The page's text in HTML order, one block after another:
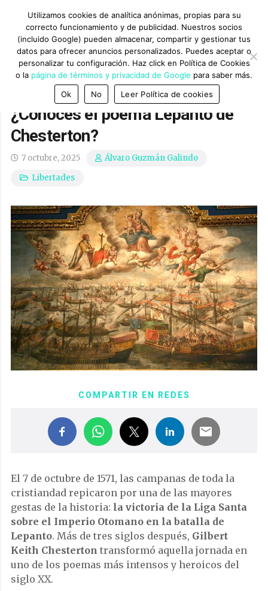
¿Conoces el poema Lepanto de
Chesterton?
7 octubre, 2025
Álvaro Guzmán Galindo
Libertades
COMPARTIR EN REDES
El 7 de octubre de 1571, las campanas de toda la
cristiandad repicaron por una de las mayores
gestas de la historia: la victoria de la Liga Santa
sobre el Imperio Otomano en la batalla de
Lepanto. Más de tres siglos después, Gilbert
Keith Chesterton transformó aquella jornada en
uno de los poemas más intensos y heroicos del
siglo XX.
Utilizamos cookies de analítica anónimas, propias para su
correcto funcionamiento y de publicidad. Nuestros socios
(incluido Google) pueden almacenar, compartir y gestionar tus
datos para ofrecer anuncios personalizados. Puedes aceptar o
personalizar tu configuración. Haz click en Política de Cookies
o la página de términos y privacidad de Google para saber más.
Ok
No Leer Política de cookies